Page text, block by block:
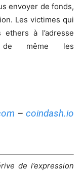
envoyer de fonds,
Les victimes qui
ethers à l’adresse
de même les
– coindash.io
de l’expression